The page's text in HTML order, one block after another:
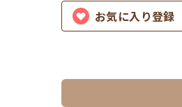
お気に入り登録